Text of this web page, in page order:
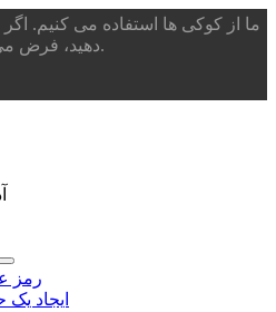
ما از کوکی ها استفاده می کنیم. اگر
دهید، فرض می کنیم که از آن راضی هستید.
رمز
ایجاد